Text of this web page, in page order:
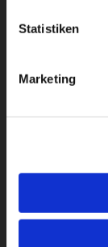
Statistiken
Marketing